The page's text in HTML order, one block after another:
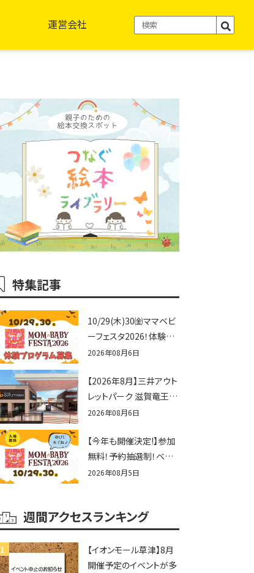
運営会社
特集記事
10/29(木)30㈮ママベビ
ーフェスタ2026！体験プ
ログラム募集♪赤ちゃん
せんか？
2026年08月6日
【2026年8月】三井アウト
レットパーク 滋賀竜王の
夏休みイベントまとめ！
辛グルメ・フォトコンテス
トまで盛りだくさん！
2026年08月6日
【今年も開催決定!】参加
無料！予約抽選制！ベビ
ーファミリー必見☆入場
2026！親子で楽しもう
♪inピエリ守山
2026年08月5日
週間アクセスランキング
【イオンモール草津】8月
開催予定のイベントが多